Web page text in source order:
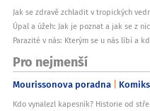
Jak se zdravě zchladit v tropických
Úpal a úžeh: Jak je poznat a jak se z
Parazité v nás: Kterým se u nás líbí a
Pro nejmenší
Mourissonova poradna
Kdo vynalezl kapesník? Historie od